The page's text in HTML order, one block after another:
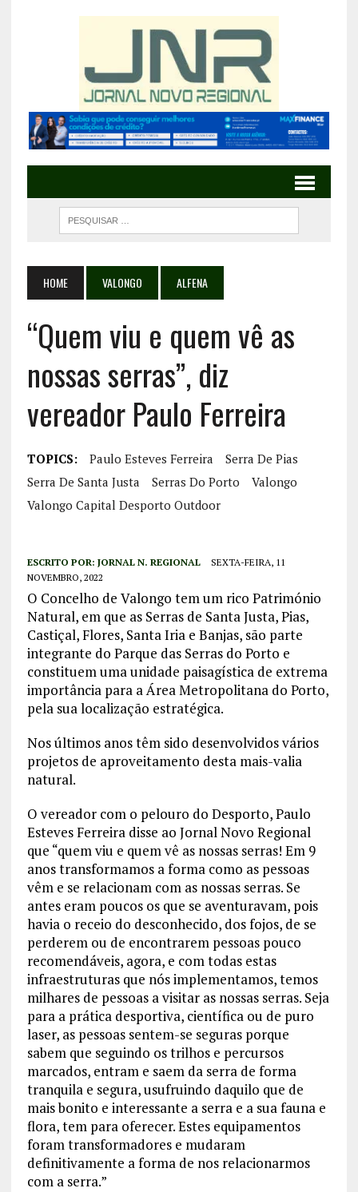
HOME VALONGO ALFENA
“Quem viu e quem vê as
nossas serras”, diz
vereador Paulo Ferreira
TOPICS: Paulo Esteves Ferreira
Serra De Pias
Serra De Santa Justa
Serras Do Porto
Valongo
Valongo Capital Desporto Outdoor
ESCRITO POR: JORNAL N. REGIONAL
SEXTA-FEIRA, 11
NOVEMBRO, 2022
O Concelho de Valongo tem um rico Património
Natural, em que as Serras de Santa Justa, Pias,
Castiçal, Flores, Santa Iria e Banjas, são parte
integrante do Parque das Serras do Porto e
constituem uma unidade paisagística de extrema
importância para a Área Metropolitana do Porto,
pela sua localização estratégica.
Nos últimos anos têm sido desenvolvidos vários
projetos de aproveitamento desta mais-valia
natural.
O vereador com o pelouro do Desporto, Paulo
Esteves Ferreira disse ao Jornal Novo Regional
que “quem viu e quem vê as nossas serras! Em 9
anos transformamos a forma como as pessoas
vêm e se relacionam com as nossas serras. Se
antes eram poucos os que se aventuravam, pois
havia o receio do desconhecido, dos fojos, de se
perderem ou de encontrarem pessoas pouco
recomendáveis, agora, e com todas estas
infraestruturas que nós implementamos, temos
milhares de pessoas a visitar as nossas serras. Seja
para a prática desportiva, científica ou de puro
laser, as pessoas sentem-se seguras porque
sabem que seguindo os trilhos e percursos
marcados, entram e saem da serra de forma
tranquila e segura, usufruindo daquilo que de
mais bonito e interessante a serra e a sua fauna e
flora, tem para oferecer. Estes equipamentos
foram transformadores e mudaram
definitivamente a forma de nos relacionarmos
com a serra.”